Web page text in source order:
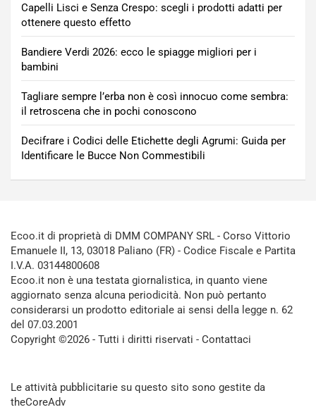
Capelli Lisci e Senza Crespo: scegli i prodotti adatti per
ottenere questo effetto
Bandiere Verdi 2026: ecco le spiagge migliori per i
bambini
Tagliare sempre l’erba non è così innocuo come sembra:
il retroscena che in pochi conoscono
Decifrare i Codici delle Etichette degli Agrumi: Guida per
Identificare le Bucce Non Commestibili
Ecoo.it di proprietà di DMM COMPANY SRL - Corso Vittorio
Emanuele II, 13, 03018 Paliano (FR) - Codice Fiscale e Partita
I.V.A. 03144800608
Ecoo.it non è una testata giornalistica, in quanto viene
aggiornato senza alcuna periodicità. Non può pertanto
considerarsi un prodotto editoriale ai sensi della legge n. 62
del 07.03.2001
Copyright ©2026 - Tutti i diritti riservati - Contattaci
Le attività pubblicitarie su questo sito sono gestite da
theCoreAdv